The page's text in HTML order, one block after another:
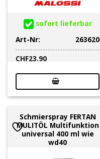
sofort lieferbar
Art-Nr:
263620
CHF23.90
Schmierspray FERTAN
MULITÖL Multifunktion
universal 400 ml wie
wd40